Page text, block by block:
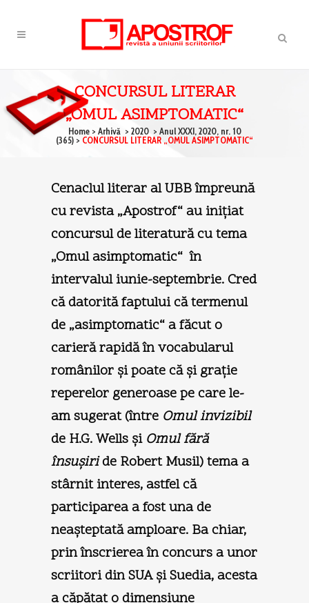
CONCURSUL LITERAR
„OMUL ASIMPTOMATIC“
Home> Arhivă > 2020 > Anul XXXI, 2020, nr. 10
(365) > CONCURSUL LITERAR „OMUL ASIMPTOMATIC“
Cenaclul literar al UBB împreună
cu revista „Apostrof“ au iniţiat
concursul de literatură cu tema
„Omul asimptomatic“ în
intervalul iunie-septembrie. Cred
că datorită faptului că termenul
de „asimptomatic“ a făcut o
carieră rapidă în vocabularul
românilor şi poate că şi graţie
reperelor generoase pe care le-
am sugerat (între Omul invizibil
de H.G. Wells şi Omul fără
însuşiride Robert Musil) tema a
stârnit interes, astfel că
participarea a fost una de
neaşteptată amploare. Ba chiar,
prin înscrierea în concurs a unor
scriitori din SUA şi Suedia, acesta
a căpătat o dimensiune